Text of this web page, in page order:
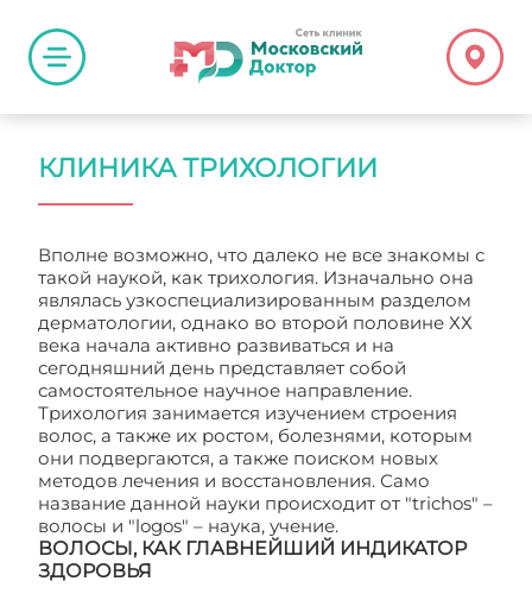
КЛИНИКА ТРИХОЛОГИИ
Вполне возможно, что далеко не все знакомы с
такой наукой, как трихология. Изначально она
являлась узкоспециализированным разделом
дерматологии, однако во второй половине ХХ
века начала активно развиваться и на
сегодняшний день представляет собой
самостоятельное научное направление.
Трихология занимается изучением строения
волос, а также их ростом, болезнями, которым
они подвергаются, а также поиском новых
методов лечения и восстановления. Само
название данной науки происходит от "trichos" –
волосы и "logos" – наука, учение.
ВОЛОСЫ, КАК ГЛАВНЕЙШИЙ ИНДИКАТОР
ЗДОРОВЬЯ